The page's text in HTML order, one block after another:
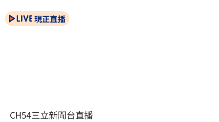
現正直播
CH54三立新聞台直播